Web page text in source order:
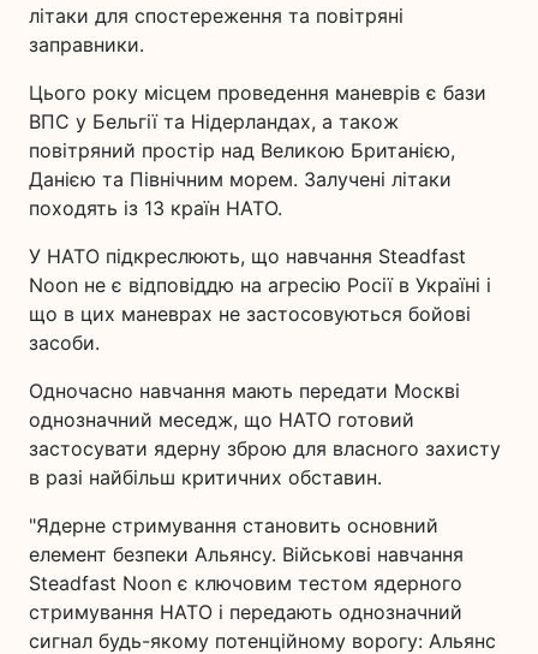
літаки для спостереження та повітряні
заправники.
Цього року місцем проведення маневрів є бази
ВПС у Бельгії та Нідерландах, а також
повітряний простір над Великою Британією,
Данією та Північним морем. Залучені літаки
походять із 13 країн НАТО.
У НАТО підкреслюють, що навчання Steadfast
Noon не є відповіддю на агресію Росії в Україні і
що в цих маневрах не застосовуються бойові
засоби.
Одночасно навчання мають передати Москві
однозначний меседж, що НАТО готовий
застосувати ядерну зброю для власного захисту
в разі найбільш критичних обставин.
"Ядерне стримування становить основний
елемент безпеки Альянсу. Військові навчання
Steadfast Noon є ключовим тестом ядерного
стримування НАТО і передають однозначний
сигнал будь-якому потенційному ворогу: Альянс